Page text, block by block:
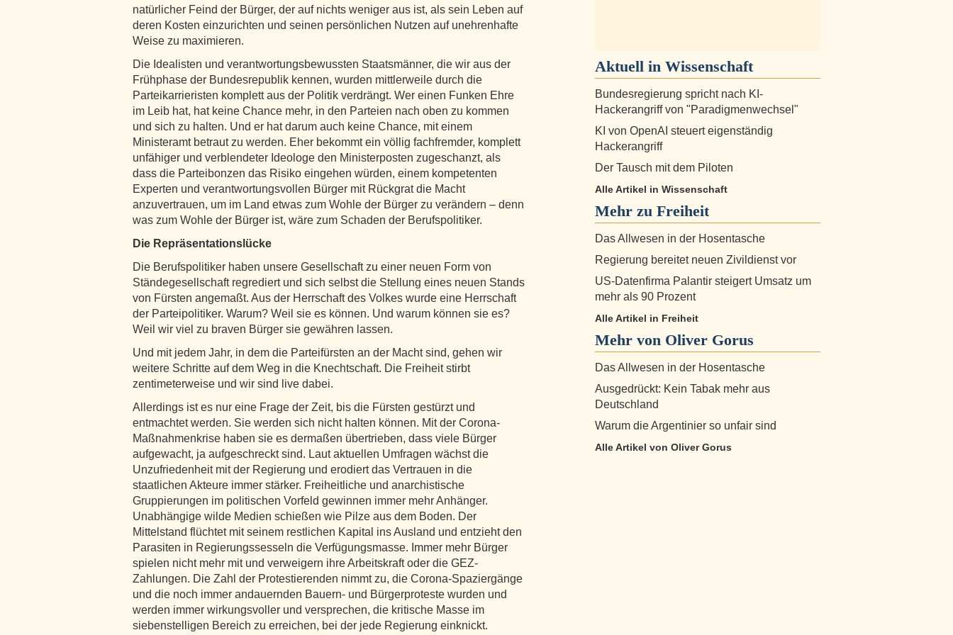
natürlicher Feind der Bürger, der auf nichts weniger aus ist, als sein Leben auf
deren Kosten einzurichten und seinen persönlichen Nutzen auf unehrenhafte
Weise zu maximieren.
Die Idealisten und verantwortungsbewussten Staatsmänner, die wir aus der
Frühphase der Bundesrepublik kennen, wurden mittlerweile durch die
Parteikarrieristen komplett aus der Politik verdrängt. Wer einen Funken Ehre
im Leib hat, hat keine Chance mehr, in den Parteien nach oben zu kommen
und sich zu halten. Und er hat darum auch keine Chance, mit einem
Ministeramt betraut zu werden. Eher bekommt ein völlig fachfremder, komplett
unfähiger und verblendeter Ideologe den Ministerposten zugeschanzt, als
dass die Parteibonzen das Risiko eingehen würden, einem kompetenten
Experten und verantwortungsvollen Bürger mit Rückgrat die Macht
anzuvertrauen, um im Land etwas zum Wohle der Bürger zu verändern – denn
was zum Wohle der Bürger ist, wäre zum Schaden der Berufspolitiker.
Die Repräsentationslücke
Die Berufspolitiker haben unsere Gesellschaft zu einer neuen Form von
Ständegesellschaft regrediert und sich selbst die Stellung eines neuen Stands
von Fürsten angemaßt. Aus der Herrschaft des Volkes wurde eine Herrschaft
der Parteipolitiker. Warum? Weil sie es können. Und warum können sie es?
Weil wir viel zu braven Bürger sie gewähren lassen.
Und mit jedem Jahr, in dem die Parteifürsten an der Macht sind, gehen wir
weitere Schritte auf dem Weg in die Knechtschaft. Die Freiheit stirbt
zentimeterweise und wir sind live dabei.
Allerdings ist es nur eine Frage der Zeit, bis die Fürsten gestürzt und
entmachtet werden. Sie werden sich nicht halten können. Mit der Corona-
Maßnahmenkrise haben sie es dermaßen übertrieben, dass viele Bürger
aufgewacht, ja aufgeschreckt sind. Laut aktuellen Umfragen wächst die
Unzufriedenheit mit der Regierung und erodiert das Vertrauen in die
staatlichen Akteure immer stärker. Freiheitliche und anarchistische
Gruppierungen im politischen Vorfeld gewinnen immer mehr Anhänger.
Unabhängige wilde Medien schießen wie Pilze aus dem Boden. Der
Mittelstand flüchtet mit seinem restlichen Kapital ins Ausland und entzieht den
Parasiten in Regierungssesseln die Verfügungsmasse. Immer mehr Bürger
spielen nicht mehr mit und verweigern ihre Arbeitskraft oder die GEZ-
Zahlungen. Die Zahl der Protestierenden nimmt zu, die Corona-Spaziergänge
und die noch immer andauernden Bauern- und Bürgerproteste wurden und
werden immer wirkungsvoller und versprechen, die kritische Masse im
siebenstelligen Bereich zu erreichen, bei der jede Regierung einknickt.
Aktuell in Wissenschaft
Bundesregierung spricht nach KI-
Hackerangriff von "Paradigmenwechsel"
KI von OpenAI steuert eigenständig
Hackerangriff
Der Tausch mit dem Piloten
Alle Artikel in Wissenschaft
Mehr zu Freiheit
Das Allwesen in der Hosentasche
Regierung bereitet neuen Zivildienst vor
US-Datenfirma Palantir steigert Umsatz um
mehr als 90 Prozent
Alle Artikel in Freiheit
Mehr von Oliver Gorus
Das Allwesen in der Hosentasche
Ausgedrückt: Kein Tabak mehr aus
Deutschland
Warum die Argentinier so unfair sind
Alle Artikel von Oliver Gorus